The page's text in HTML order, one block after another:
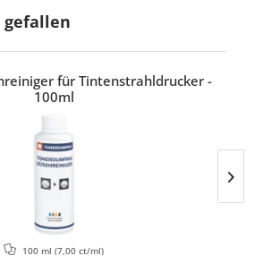
gefallen
für Tintenstrahldrucker -
100ml
100 ml (7,00 ct/ml)